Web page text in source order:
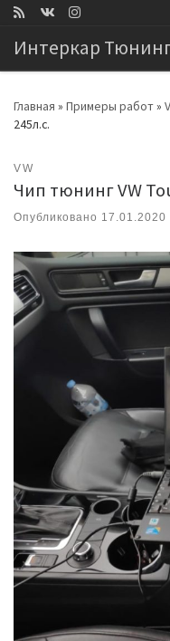
Интеркар
Главная » Примеры работ»
245л.с.
VW
Чип тюнинг VW
Опубликовано 17.01.2020